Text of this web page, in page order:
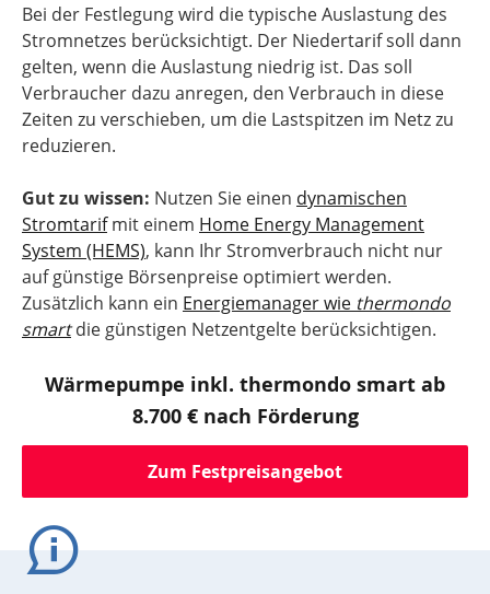
Bei der Festlegung wird die typische Auslastung des
Stromnetzes berücksichtigt. Der Niedertarif soll dann
gelten, wenn die Auslastung niedrig ist. Das soll
Verbraucher dazu anregen, den Verbrauch in diese
Zeiten zu verschieben, um die Lastspitzen im Netz zu
reduzieren.
Gut zu wissen: Nutzen Sie einen dynamischen
Stromtarifmit einem Home Energy Management
System (HEMS), kann Ihr Stromverbrauch nicht nur
auf günstige Börsenpreise optimiert werden.
Zusätzlich kann ein Energiemanager wie thermondo
smartdie günstigen Netzentgelte berücksichtigen.
Wärmepumpe inkl. thermondo smart ab
8.700 € nach Förderung
Zum Festpreisangebot